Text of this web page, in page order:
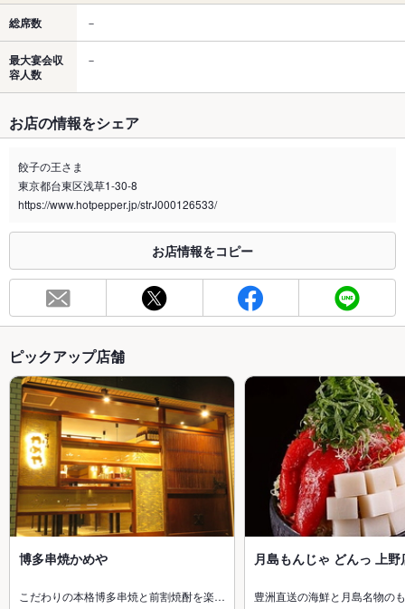
総席数 －
最大宴会収
容人数
－
お店の情報をシェア
餃子の王さま
東京都台東区浅草1-30-8
https://www.hotpepper.jp/strJ000126533/
お店情報をコピー
ピックアップ店舗
博多串焼かめや
こだわりの本格博多串焼と前割焼酎を楽…
月島もんじゃ どんっ 上野
豊洲直送の海鮮と月島名物の